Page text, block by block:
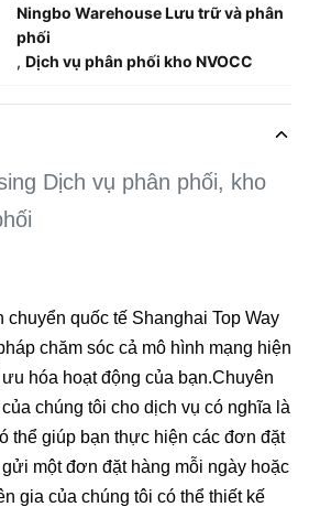
Ningbo Warehouse Lưu trữ và phân
phối
, Dịch vụ phân phối kho NVOCC
Dịch vụ phân phối, kho
chuyển quốc tế Shanghai Top Way
chăm sóc cả mô hình mạng hiện
hóa hoạt động của bạn.Chuyên
chúng tôi cho dịch vụ có nghĩa là
thể giúp bạn thực hiện các đơn đặt
một đơn đặt hàng mỗi ngày hoặc
gia của chúng tôi có thể thiết kế